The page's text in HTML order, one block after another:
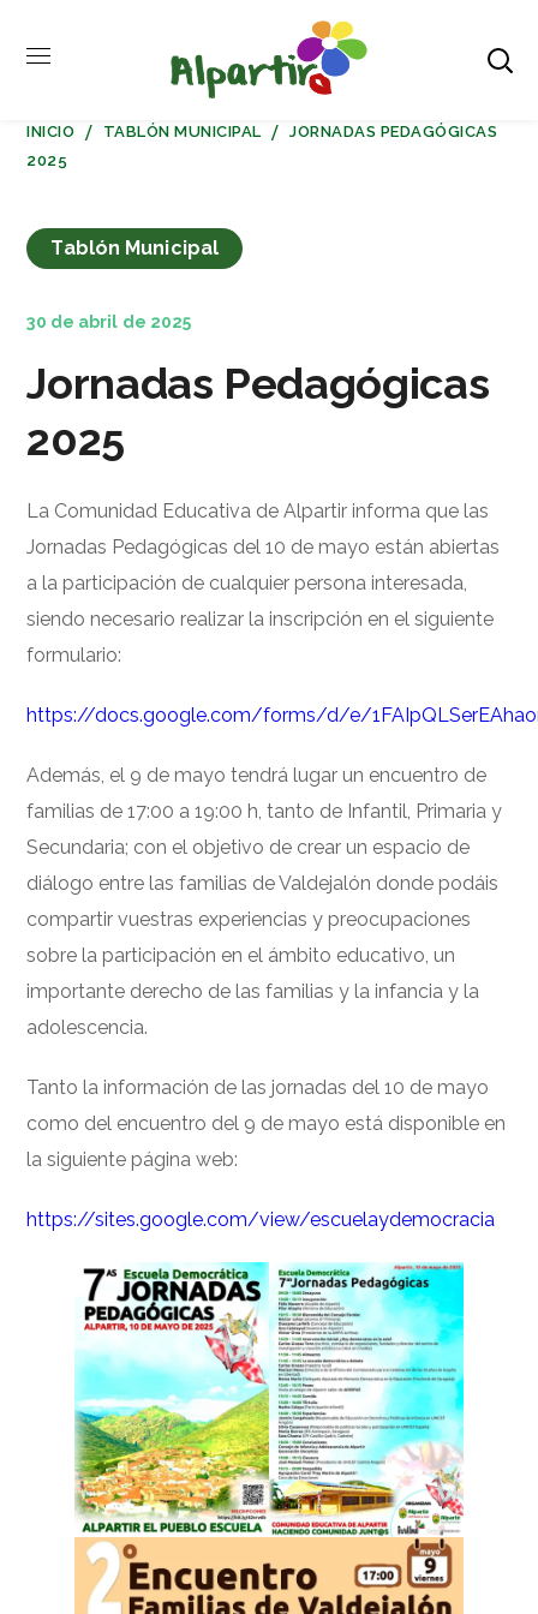
INICIO TABLÓN MUNICIPAL
JORNADAS PEDAGÓGICAS
2025
Tablón Municipal
30 de abril de 2025
Jornadas Pedagógicas
2025
La Comunidad Educativa de Alpartir informa que las
Jornadas Pedagógicas del 10 de mayo están abiertas
a la participación de cualquier persona interesada,
siendo necesario realizar la inscripción en el siguiente
formulario:
https://docs.google.com/forms/d/e/
Además, el 9 de mayo tendrá lugar un encuentro de
familias de 17:00 a 19:00 h, tanto de Infantil, Primaria y
Secundaria; con el objetivo de crear un espacio de
diálogo entre las familias de Valdejalón donde podáis
compartir vuestras experiencias y preocupaciones
sobre la participación en el ámbito educativo, un
importante derecho de las familias y la infancia y la
adolescencia.
Tanto la información de las jornadas del 10 de mayo
como del encuentro del 9 de mayo está disponible en
la siguiente página web:
https://sites.google.com/view/escuelaydemocracia